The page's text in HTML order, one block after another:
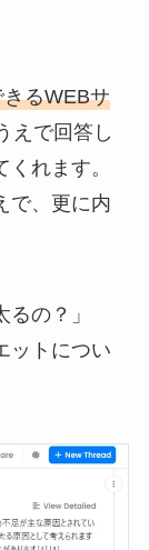
るWEBサ
えで回答し
れます。
で、更に内
の？」
ットについ